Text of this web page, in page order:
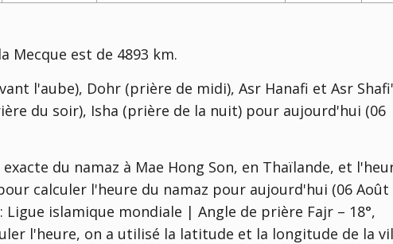
Mecque est de 4893 km.
l'aube), Dohr (prière de midi), Asr Hanafi et Asr
du soir), Isha (prière de la nuit) pour aujourd'hui (06
du namaz à Mae Hong Son, en Thaïlande, et
calculer l'heure du namaz pour aujourd'hui (06 Août
Ligue islamique mondiale | Angle de prière Fajr – 18°,
l'heure, on a utilisé la latitude et la longitude de la